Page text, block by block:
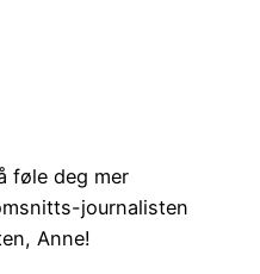
føle deg mer
journalisten
Anne!